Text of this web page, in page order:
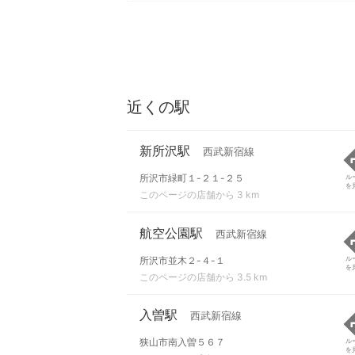
近くの駅
新所沢駅 西武新宿線
所沢市緑町１-２１-２５
このページの店舗から 3 km
ル
を
航空公園駅 西武新宿線
所沢市並木２-４-１
このページの店舗から 3.5 km
ル
を
入曽駅 西武新宿線
狭山市南入曽５６７
ル
を